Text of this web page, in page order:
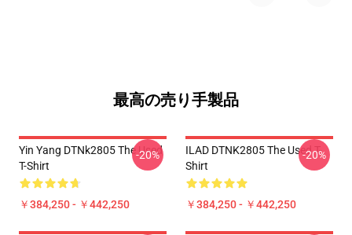
最高の売り手製品
Yin Yang DTNk2805 The Used
T-Shirt
￥384,250 - ￥442,250
-20%
ILAD DTNK2805 The Used T-
Shirt
￥384,250 - ￥442,250
-20%